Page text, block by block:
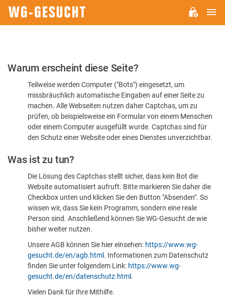
Bitte
dass
sind
Warum erscheint diese Seite?
Teilweise werden Computer ("Bots") eingesetzt, um
missbräuchlich automatische Eingaben auf einer Seite zu
machen. Alle Webseiten nutzen daher Captchas, um zu
prüfen, ob beispielsweise ein Formular von einem Menschen
oder einem Computer ausgefüllt wurde. Captchas sind für
den Schutz einer Website oder eines Dienstes unverzichtbar.
Was ist zu tun?
Die Lösung des Captchas stellt sicher, dass kein Bot die
Website automatisiert aufruft. Bitte markieren Sie daher die
Checkbox unten und klicken Sie den Button "Absenden". So
wissen wir, dass Sie kein Programm, sondern eine reale
Person sind. Anschließend können Sie WG-Gesucht.de wie
bisher weiter nutzen.
Unsere AGB können Sie hier einsehen: https://www.wg-
gesucht.de/en/agb.html . Informationen zum Datenschutz
finden Sie unter folgendem Link: https://www.wg-
gesucht.de/en/datenschutz.html .
Vielen Dank für Ihre Mithilfe.